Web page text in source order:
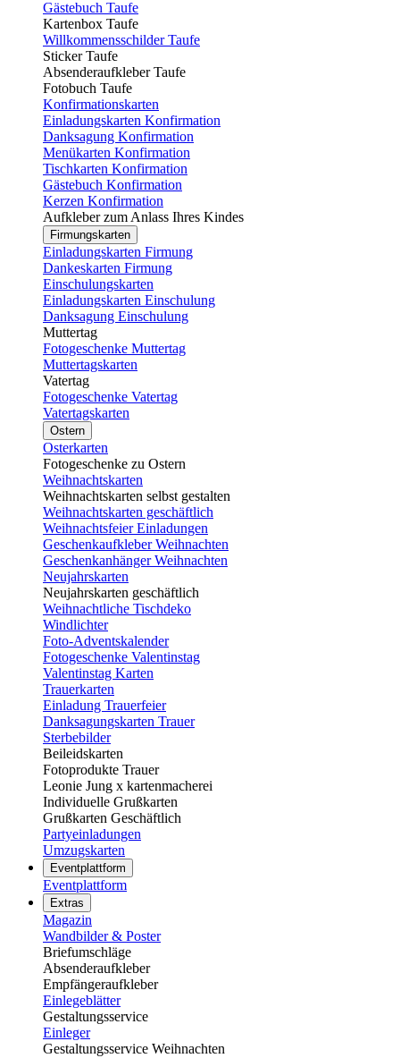
Gästebuch Taufe
Kartenbox Taufe
Willkommensschilder Taufe
Sticker Taufe
Absenderaufkleber Taufe
Fotobuch Taufe
Konfirmationskarten
Einladungskarten Konfirmation
Danksagung Konfirmation
Menükarten Konfirmation
Tischkarten Konfirmation
Gästebuch Konfirmation
Kerzen Konfirmation
Aufkleber zum Anlass Ihres Kindes
Firmungskarten
Einladungskarten Firmung
Dankeskarten Firmung
Einschulungskarten
Einladungskarten Einschulung
Danksagung Einschulung
Muttertag
Fotogeschenke Muttertag
Muttertagskarten
Vatertag
Fotogeschenke Vatertag
Vatertagskarten
Ostern
Osterkarten
Fotogeschenke zu Ostern
Weihnachtskarten
Weihnachtskarten selbst gestalten
Weihnachtskarten geschäftlich
Weihnachtsfeier Einladungen
Geschenkaufkleber Weihnachten
Geschenkanhänger Weihnachten
Neujahrskarten
Neujahrskarten geschäftlich
Weihnachtliche Tischdeko
Windlichter
Foto-Adventskalender
Fotogeschenke Valentinstag
Valentinstag Karten
Trauerkarten
Einladung Trauerfeier
Danksagungskarten Trauer
Sterbebilder
Beileidskarten
Fotoprodukte Trauer
Leonie Jung x kartenmacherei
Individuelle Grußkarten
Grußkarten Geschäftlich
Partyeinladungen
Umzugskarten
Eventplattform
Eventplattform
Extras
Magazin
Wandbilder & Poster
Briefumschläge
Absenderaufkleber
Empfängeraufkleber
Einlegeblätter
Gestaltungsservice
Einleger
Gestaltungsservice Weihnachten